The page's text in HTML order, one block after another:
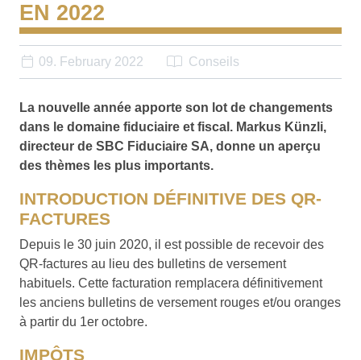
EN 2022
09. February 2022 Conseils
La nouvelle année apporte son lot de changements
dans le domaine fiduciaire et fiscal. Markus Künzli,
directeur de SBC Fiduciaire SA, donne un aperçu
des thèmes les plus importants.
INTRODUCTION DÉFINITIVE DES QR-
FACTURES
Depuis le 30 juin 2020, il est possible de recevoir des
QR-factures au lieu des bulletins de versement
habituels. Cette facturation remplacera définitivement
les anciens bulletins de versement rouges et/ou oranges
à partir du 1er octobre.
IMPÔTS